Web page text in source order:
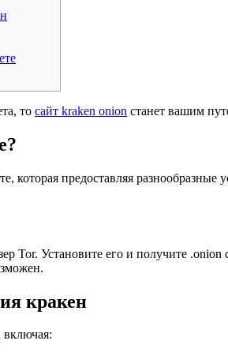
то сайт kraken onion станет вашим
которая предоставляя
Tor. Установите его и получите
кракен
включая: